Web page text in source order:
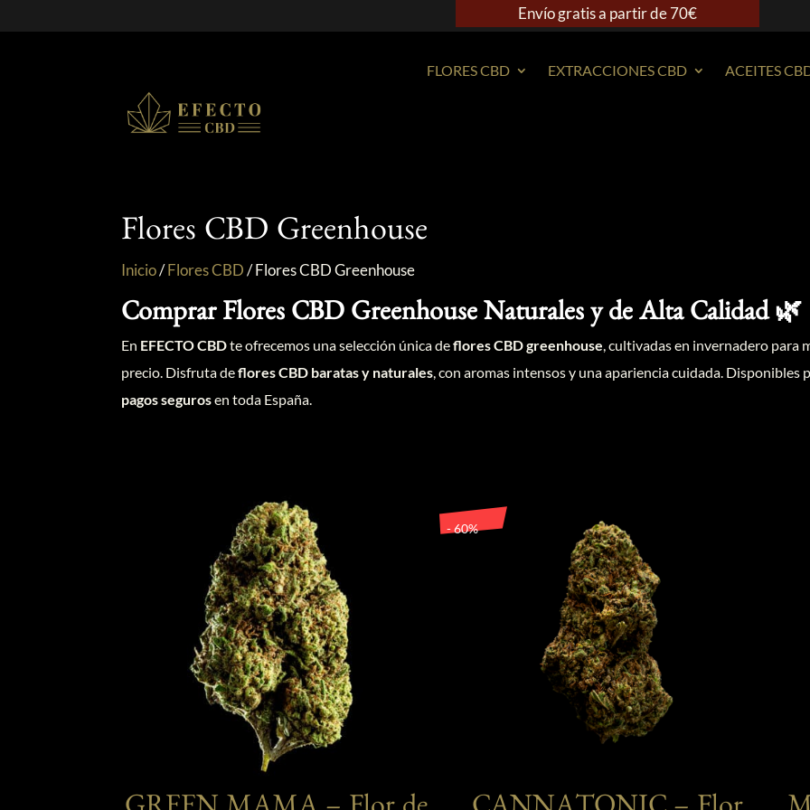
Envío gratis a partir de 70€
FLORES CBD EXTRACCIONES CBD ACEITES
Flores CBD Greenhouse
Inicio/Flores CBD/Flores CBD Greenhouse
Comprar Flores CBD Greenhouse Naturales y de Alta Calidad 🌿
En EFECTO CBDte ofrecemos una selección única deflores CBD greenhouse , cultivadas en invernadero
precio. Disfruta deflores CBD baratas y naturales , con aromas intensos y una apariencia cuidada. Disponibles
pagos segurosen toda España.
- 60%